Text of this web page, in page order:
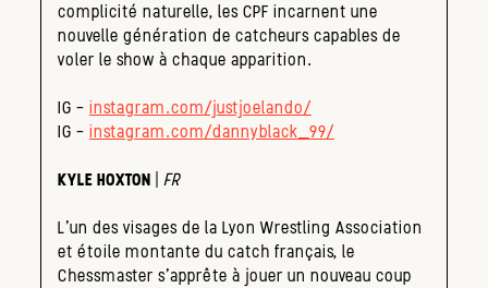
complicité naturelle, les CPF incarnent une
nouvelle génération de catcheurs capables de
voler le show à chaque apparition.
IG – instagram.com/justjoelando/
IG – instagram.com/dannyblack_99/
KYLE HOXTON FR
L’un des visages de la Lyon Wrestling Association
et étoile montante du catch français, le
Chessmaster s’apprête à jouer un nouveau coup